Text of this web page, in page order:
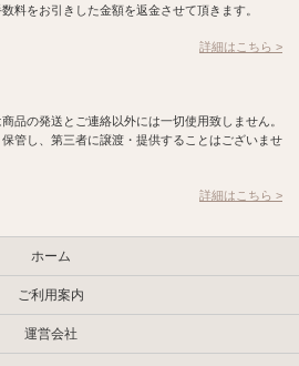
料をお引きした金額を返金させて頂きます。
詳細はこちら >
品の発送とご連絡以外には一切使用致しません。
管し、第三者に譲渡・提供することはございませ
詳細はこちら >
ホーム
ご利用案内
運営会社